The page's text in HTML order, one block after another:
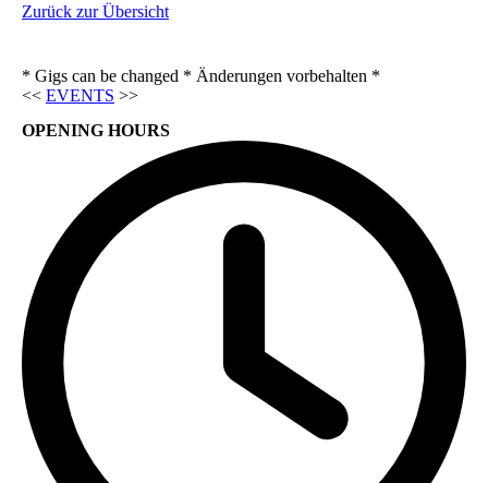
Zurück zur Übersicht
* Gigs can be changed * Änderungen vorbehalten *
<< EVENTS >>
OPENING HOURS